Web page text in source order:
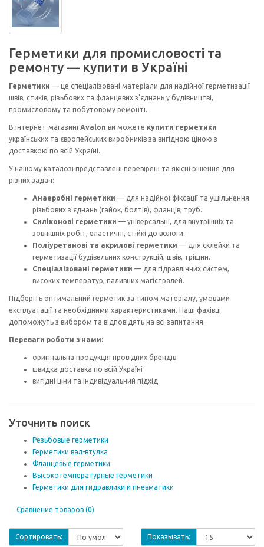
Герметики для промисловості та
ремонту — купити в Україні
Герметики — це спеціалізовані матеріали для надійної герметизації
швів, стиків, різьбових та фланцевих з'єднань у будівництві,
промисловому та побутовому ремонті.
В інтернет-магазині Avalon ви можете купити герметики
українських та європейських виробників за вигідною ціною з
доставкою по всій Україні.
У нашому каталозі представлені перевірені та якісні рішення для
різних задач:
Анаеробні герметики — для надійної фіксації та ущільнення
різьбових з'єднань (гайок, болтів), фланців, труб.
Силіконові герметики — універсальні, для внутрішніх та
зовнішніх робіт, еластичні, стійкі до вологи.
Поліуретанові та акрилові герметики — для склейки та
герметизації будівельних конструкцій, швів, тріщин.
Спеціалізовані герметики — для гідравлічних систем,
високих температур, паливних магістралей.
Підберіть оптимальний герметик за типом матеріалу, умовами
експлуатації та необхідними характеристиками. Наші фахівці
допоможуть з вибором та відповідять на всі запитання.
Переваги роботи з нами:
оригінальна продукція провідних брендів
швидка доставка по всій Україні
вигідні ціни та індивідуальний підхід
Уточнить поиск
Резьбовые герметики
Герметики вал-втулка
Фланцевые герметики
Высокотемпературные герметики
Герметики для гидравлики и пневматики
Сравнение товаров (0)
Сортировать: Показывать: